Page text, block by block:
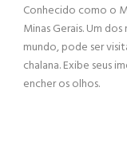
Conhecido como o
Minas Gerais. Um
mundo, pode ser
chalana. Exibe seus
encher os olhos.